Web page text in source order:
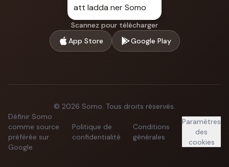
Scannez pour télécharger
App Store
Google Play
© 2026 Somo. Tous droits réservés.
Définir Somo
comme source
préférée sur
Google
Politique de
confidentialité
Conditions
générales
Paramètres
des
cookies